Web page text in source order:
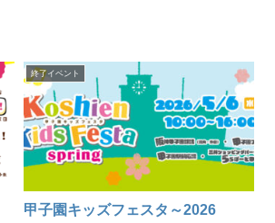
終了イベント
甲子園キッズフェスタ～2026